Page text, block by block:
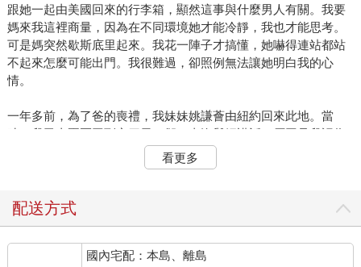
跟她一起由美國回來的行李箱，顯然這事與什麼男人有關。我要
媽來我這裡商量，因為在不同環境她才能冷靜，我也才能思考。
可是媽突然歇斯底里起來。我花一陣子才搞懂，她嚇得連站都站
不起來怎麼可能出門。我很難過，卻照例無法讓她明白我的心
情。
一年多前，為了爸的喪禮，我妹妹姚謙薈由紐約回來此地。當
時，我已由園區回到家四天，卻一直沒與媽講話，原因是我認為
該將爸的骨灰帶回爸的老家，埋在菜園裡一棵番石榴樹下，媽卻
堅持由禮儀公司接手，按傳統的方式舉辦喪禮。所以，薈回來隔
堅持，與媽不就是作法不同而已嘛。薈十五歲被爸送至美國，自
天，我倆都表現得很不自然。
我察覺到薈是媽派來說服我的，因此，心裡雖想，事的本質是爸
看更多
配送方式
國內宅配：本島、離島